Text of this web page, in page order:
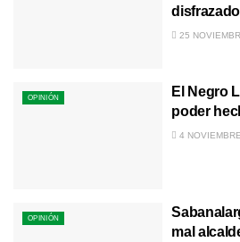
25
OPINIÓN
El Negro
poder
4
OPINIÓN
mal